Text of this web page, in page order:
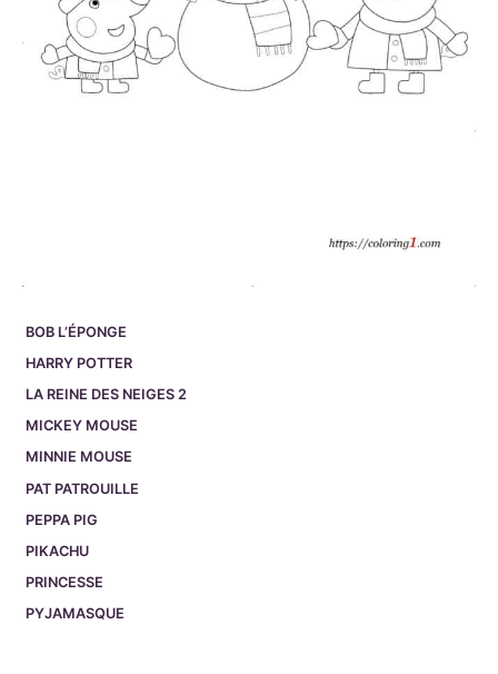
BOB L’ÉPONGE
HARRY POTTER
LA REINE DES NEIGES 2
MICKEY MOUSE
MINNIE MOUSE
PAT PATROUILLE
PEPPA PIG
PIKACHU
PRINCESSE
PYJAMASQUE